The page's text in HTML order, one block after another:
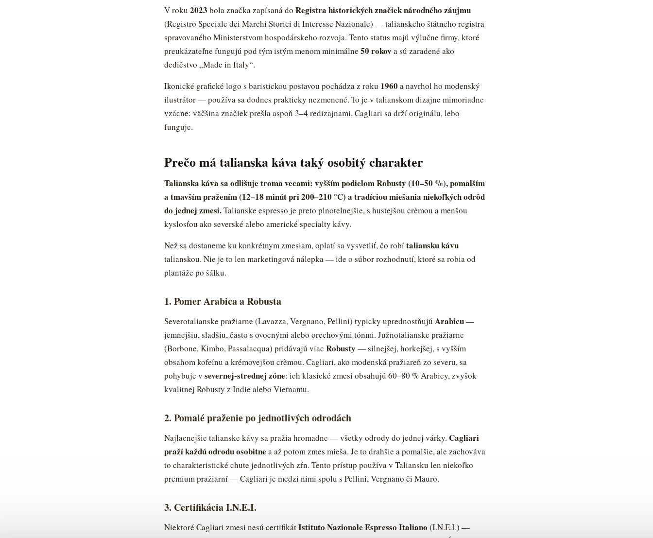
V roku 2023 bola značka zapísaná do Registra historických značiek národného záujmu
(Registro Speciale dei Marchi Storici di Interesse Nazionale) — talianskeho štátneho registra
spravovaného Ministerstvom hospodárskeho rozvoja. Tento status majú výlučne firmy, ktoré
preukázateľne fungujú pod tým istým menom minimálne 50 rokova sú zaradené ako
dedičstvo „Made in Italy“.
Ikonické grafické logo s baristickou postavou pochádza z roku 1960 a navrhol ho modenský
ilustrátor — používa sa dodnes prakticky nezmenené. To je v talianskom dizajne mimoriadne
vzácne: väčšina značiek prešla aspoň 3–4 redizajnami. Cagliari sa drží originálu, lebo
funguje.
Prečo má talianska káva taký osobitý charakter
Talianska káva sa odlišuje troma vecami: vyšším podielom Robusty (10–50 %), pomalším
a tmavším pražením (12–18 minút pri 200–210 °C) a tradíciou miešania niekoľkých odrôd
do jednej zmesi.Talianske espresso je preto plnotelnejšie, s hustejšou crèmou a menšou
kyslosťou ako severské alebo americké specialty kávy.
Než sa dostaneme ku konkrétnym zmesiam, oplatí sa vysvetliť, čo robítaliansku kávu
talianskou. Nie je to len marketingová nálepka — ide o súbor rozhodnutí, ktoré sa robia od
plantáže po šálku.
1. Pomer Arabica a Robusta
Severotalianske pražiarne (Lavazza, Vergnano, Pellini) typicky uprednostňujú Arabicu—
jemnejšiu, sladšiu, často s ovocnými alebo orechovými tónmi. Južnotalianske pražiarne
(Borbone, Kimbo, Passalacqua) pridávajú viac Robusty — silnejšej, horkejšej, s vyšším
obsahom kofeínu a krémovejšou crèmou. Cagliari, ako modenská pražiareň zo severu, sa
pohybuje v severnej-strednej zóne: ich klasické zmesi obsahujú 60–80 % Arabicy, zvyšok
kvalitnej Robusty z Indie alebo Vietnamu.
2. Pomalé praženie po jednotlivých odrodách
Najlacnejšie talianske kávy sa pražia hromadne — všetky odrody do jednej várky. Cagliari
praží každú odrodu osobitne a až potom zmes mieša. Je to drahšie a pomalšie, ale zachováva
to charakteristické chute jednotlivých zŕn. Tento prístup používa v Taliansku len niekoľko
premium pražiarní — Cagliari je medzi nimi spolu s Pellini, Vergnano či Mauro.
3. Certifikácia I.N.E.I.
Niektoré Cagliari zmesi nesú certifikátIstituto Nazionale Espresso Italiano (I.N.E.I.) —